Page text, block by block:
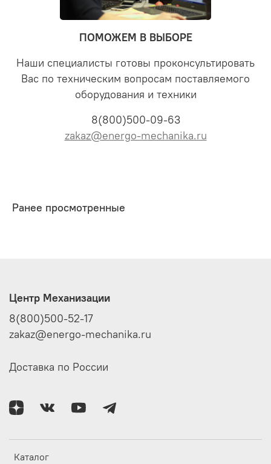
ПОМОЖЕМ В ВЫБОРЕ
Наши специалисты готовы проконсультировать
Вас по техническим вопросам поставляемого
оборудования и техники
8(800)500-09-63
zakaz@energo-mechanika.ru
Ранее просмотренные
Каталог
Центр Механизации
8(800)500-52-17
zakaz@energo-mechanika.ru
Доставка по России